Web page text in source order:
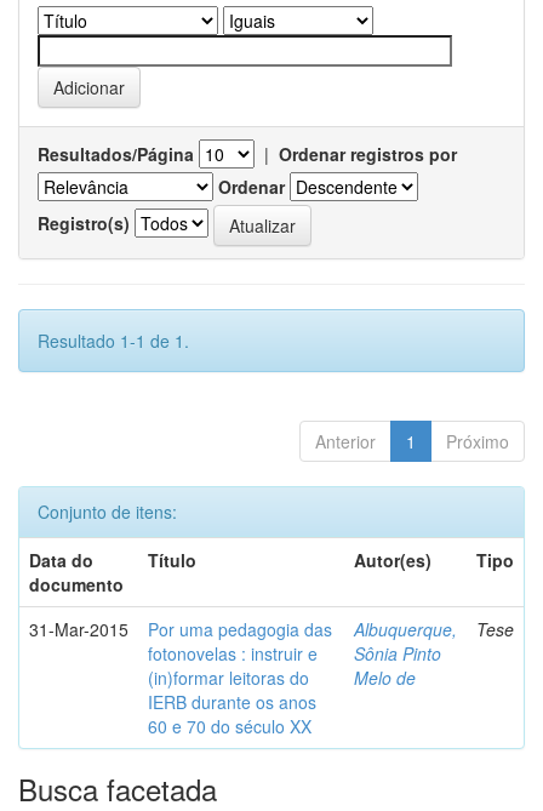
Resultados/Página | Ordenar registros por
Ordenar
Registro(s)
Resultado 1-1 de 1.
Anterior 1 Próximo
Conjunto de itens:
Data do
documento
Título Autor(es) Tipo
31-Mar-2015
Por uma pedagogia das
fotonovelas : instruir e
(in)formar leitoras do
IERB durante os anos
60 e 70 do século XX
Albuquerque,
Sônia Pinto
Melo de
Tese
Busca facetada